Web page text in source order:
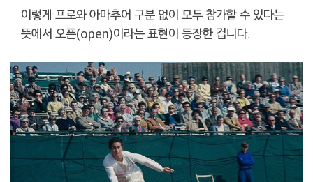
이렇게 프로와 아마추어 구분 없이 모두 참가할 수 있다는
뜻에서 오픈(open)이라는 표현이 등장한 겁니다.